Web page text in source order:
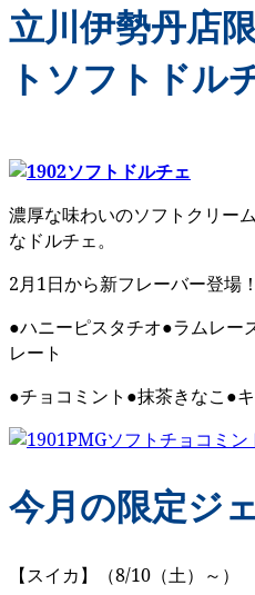
立川伊勢丹店
トソフトドル
濃厚な味わいのソフトクリー
なドルチェ。
2月1日から新フレーバー
●ハニーピスタチオ●ラムレー
レート
●チョコミント●抹茶きなこ●
今月の限定
【スイカ】（8/10（土）～）